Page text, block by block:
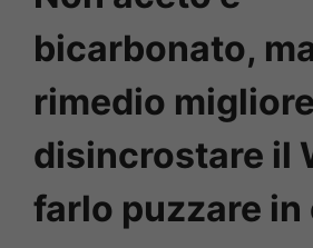
bicarbonato,
rimedio
disincrostare il
farlo puzzare in